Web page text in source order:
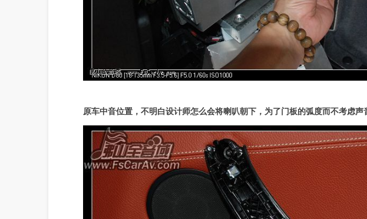
原车中音位置，不明白设计师怎么会将喇叭朝下，为了门板的弧度而不考虑声